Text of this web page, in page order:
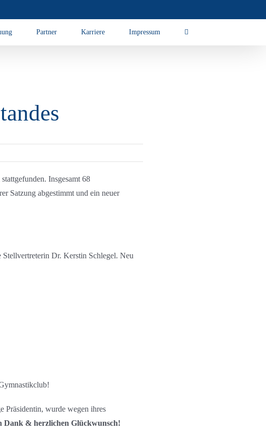
Partner Karriere Impressum
Insgesamt 68
Satzung abgestimmt und ein neuer
Dr. Kerstin Schlegel. Neu
Präsidentin, wurde wegen ihres
Dank & herzlichen Glückwunsch!